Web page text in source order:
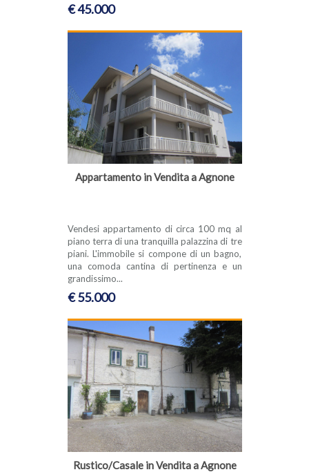
€ 45.000
Appartamento in Vendita a Agnone
Vendesi appartamento di circa 100 mq al
piano terra di una tranquilla palazzina di tre
piani. L'immobile si compone di un bagno,
una comoda cantina di pertinenza e un
grandissimo...
€ 55.000
Rustico/Casale in Vendita a Agnone